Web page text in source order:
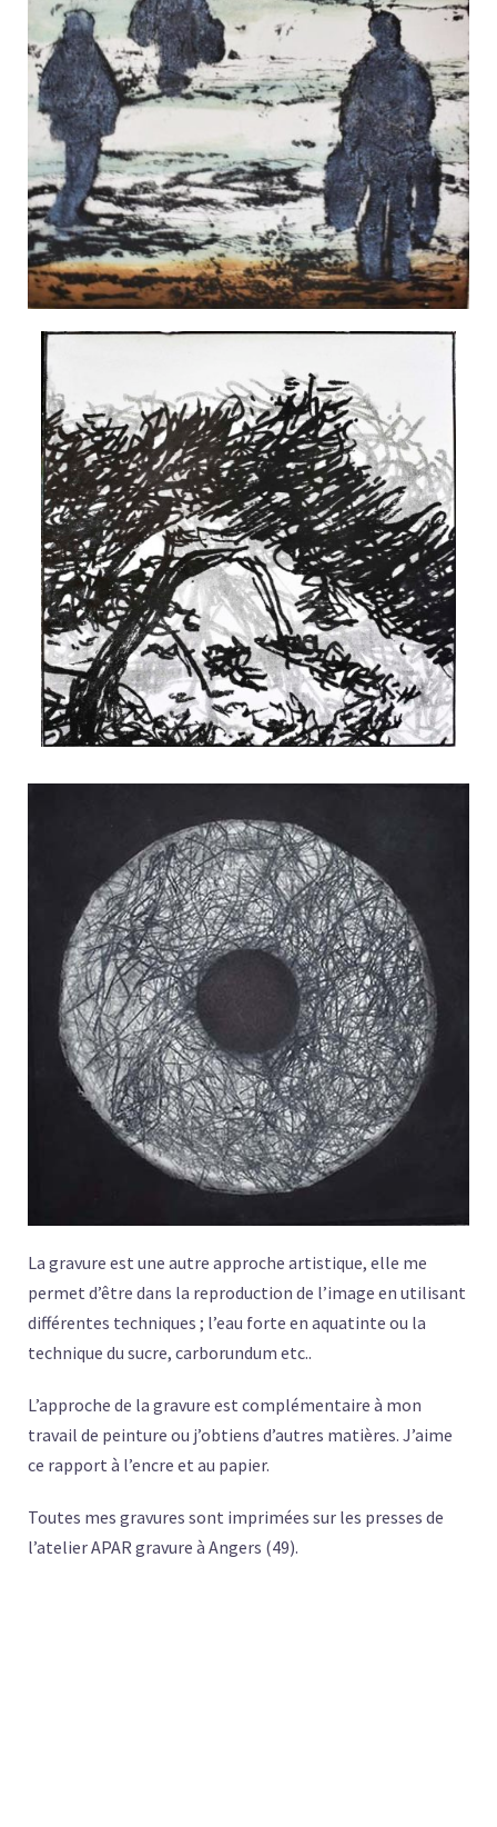
La gravure est une autre approche artistique, elle me
permet d’être dans la reproduction de l’image en utilisant
différentes techniques ; l’eau forte en aquatinte ou la
technique du sucre, carborundum etc..
L’approche de la gravure est complémentaire à mon
travail de peinture ou j’obtiens d’autres matières. J’aime
ce rapport à l’encre et au papier.
Toutes mes gravures sont imprimées sur les presses de
l’atelier APAR gravure à Angers (49).